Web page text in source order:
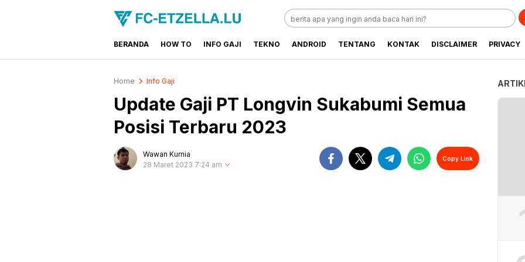
FC-ETZELLA.LU
Share & Learn The World
BERANDA HOW TO INFO GAJI TEKNO ANDROID TENTANG KONTAK DISCLAIMER PRIVACY
Home Info Gaji
Update Gaji PT Longvin Sukabumi Semua
Posisi Terbaru 2023
Wawan Kurnia
28 Maret 2023 7:24 am
Copy Link